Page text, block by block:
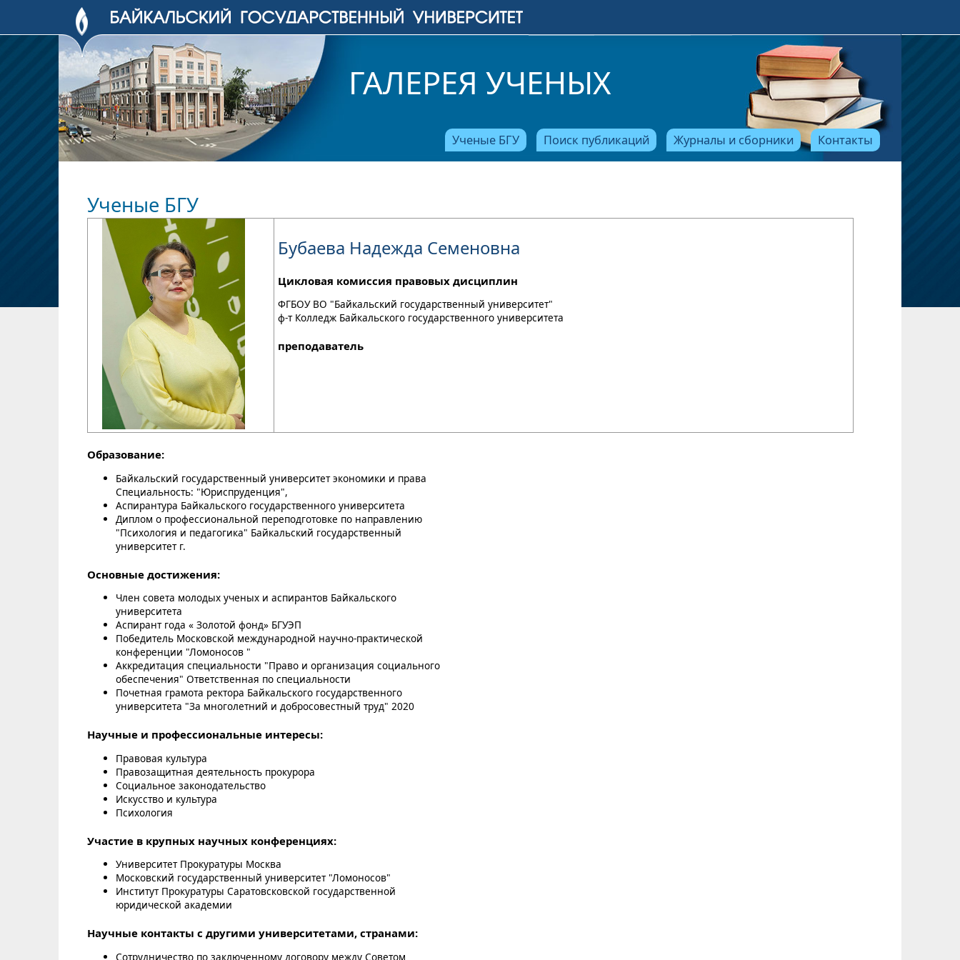
ГАЛЕРЕЯ УЧЕНЫХ
Ученые БГУ Поиск публикаций Журналы и сборники Контакты
Ученые БГУ
Бубаева Надежда Семеновна
Цикловая комиссия правовых дисциплин
ФГБОУ ВО "Байкальский государственный университет"
ф-т Колледж Байкальского государственного университета
преподаватель
Образование:
Байкальский государственный университет экономики и права
Специальность: "Юриспруденция",
Аспирантура Байкальского государственного университета
Диплом о профессиональной переподготовке по направлению
"Психология и педагогика" Байкальский государственный
университет г.
Основные достижения:
Член совета молодых ученых и аспирантов Байкальского
университета
Аспирант года « Золотой фонд» БГУЭП
Победитель Московской международной научно-практической
конференции "Ломоносов "
Аккредитация специальности "Право и организация социального
обеспечения" Ответственная по специальности
Почетная грамота ректора Байкальского государственного
университета "За многолетний и добросовестный труд" 2020
Научные и профессиональные интересы:
Правовая культура
Правозащитная деятельность прокурора
Социальное законодательство
Искусство и культура
Психология
Участие в крупных научных конференциях:
Университет Прокуратуры Москва
Московский государственный университет "Ломоносов"
Институт Прокуратуры Саратовсковской государственной
юридической академии
Научные контакты с другими университетами, странами:
Сотрудничество по заключенному договору между Советом